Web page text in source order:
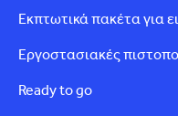
Εκπτωτικά πακέτα για
Εργοστασιακές
Ready to go